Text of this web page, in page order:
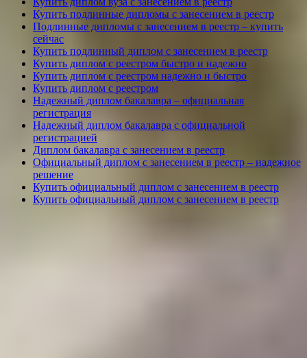
Купить подлинные дипломы с занесением в реестр
Подлинные дипломы с занесением в реестр – купить
сейчас
Купить подлинный диплом с занесением в реестр
Купить диплом с реестром быстро и надежно
Купить диплом с реестром надежно и быстро
Купить диплом с реестром
Надежный диплом бакалавра – официальная
регистрация
Надежный диплом бакалавра с официальной
регистрацией
Диплом бакалавра с занесением в реестр
Официальный диплом с занесением в реестр – надежное
решение
Купить официальный диплом с занесением в реестр
Купить официальный диплом с занесением в реестр